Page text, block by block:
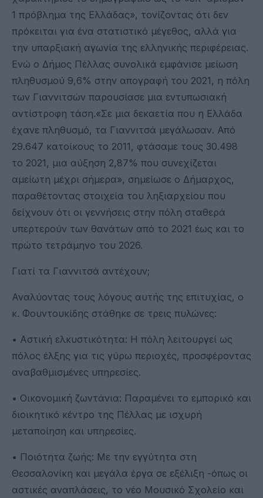
1 πρόβλημα της Ελλάδας», τονίζοντας ότι δεν
πρόκειται για ένα στατιστικό μέγεθος, αλλά για
την υπαρξιακή αγωνία της ελληνικής περιφέρειας.
Ενώ ο Δήμος Πέλλας συνολικά εμφάνισε μείωση
πληθυσμού 9,6% στην απογραφή του 2021, η πόλη
των Γιαννιτσών παρουσίασε μια εντυπωσιακή
αντίστροφη τάση.«Σε μια δεκαετία που η Ελλάδα
έχανε πληθυσμό, τα Γιαννιτσά μεγάλωσαν. Από
29.647 κατοίκους το 2011, φτάσαμε τους 30.498
το 2021, μια αύξηση 2,87% που συνεχίζεται
αμείωτη μέχρι σήμερα», σημείωσε ο Δήμαρχος,
παραθέτοντας στοιχεία του ληξιαρχείου που
δείχνουν ότι οι γεννήσεις στην πόλη σταθερά
υπερτερούν των θανάτων από το 2021 έως και το
πρώτο τετράμηνο του 2026.
Γιατί τα Γιαννιτσά αντέχουν;
Αναλύοντας τους λόγους αυτής της επιτυχίας, ο
κ. Φουντουκίδης στάθηκε σε τρεις πυλώνες:
• Αστική ελκυστικότητα: Η πόλη λειτουργεί ως
πόλος έλξης για τις γύρω περιοχές, προσφέροντας
αναβαθμισμένες υπηρεσίες.
• Οικονομική ζωντάνια: Παραμένει το εμπορικό και
διοικητικό κέντρο της Πέλλας με ισχυρή
μεταποίηση και υπηρεσίες.
• Ποιότητα ζωής: Με την εγγύτητα στη
Θεσσαλονίκη και μεγάλα έργα σε εξέλιξη -όπως οι
αστικές αναπλάσεις, το νέο Μουσικό Σχολείο και